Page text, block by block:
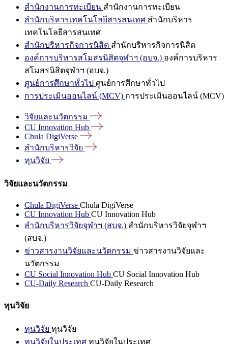
สำนักงานการทะเบียน สำนักงานการทะเบียน
สำนักบริหารเทคโนโลยีสารสนเทศ สำนักบริหาร
เทคโนโลยีสารสนเทศ
สำนักบริหารกิจการนิสิต สำนักบริหารกิจการนิสิต
องค์การบริหารสโมสรนิสิตจุฬาฯ (อบจ.) องค์การบริหาร
สโมสรนิสิตจุฬาฯ (อบจ.)
ศูนย์การศึกษาทั่วไป ศูนย์การศึกษาทั่วไป
การประเมินออนไลน์ (MCV) การประเมินออนไลน์ (MCV)
วิจัยและนวัตกรรม
CU Innovation Hub
Chula DigiVerse
สำนักบริหารวิจัย
ทุนวิจัย
วิจัยและนวัตกรรม
Chula DigiVerse Chula DigiVerse
CU Innovation Hub CU Innovation Hub
สำนักบริหารวิจัยจุฬาฯ (สบจ.) สำนักบริหารวิจัยจุฬาฯ
(สบจ.)
ข่าวสารงานวิจัยและนวัตกรรม ข่าวสารงานวิจัยและ
นวัตกรรม
CU Social Innovation Hub CU Social Innovation Hub
CU-Daily Research CU-Daily Research
ทุนวิจัย
ทุนวิจัย ทุนวิจัย
ทุนวิจัยในประเทศ ทุนวิจัยในประเทศ